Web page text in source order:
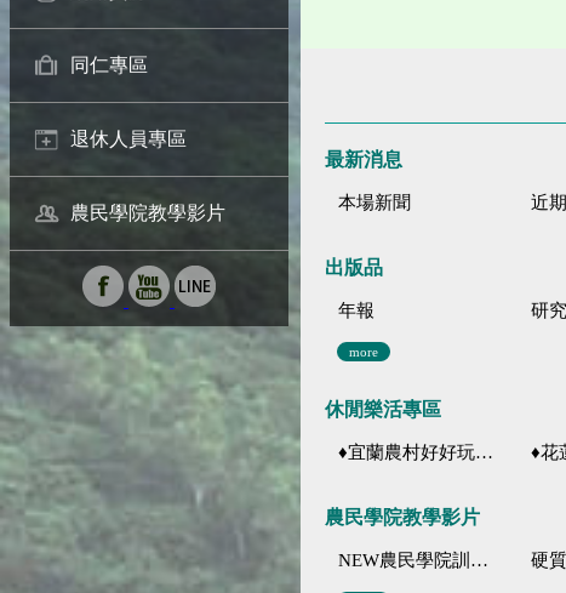
同仁專區
退休人員專區
農民學院教學影片
最新消息
本場新聞 近
出版品
年報 研
more
休閒樂活專區
♦宜蘭農村好好玩 ♦「農、藝、山、水」四條遊程推薦 ♦花蓮農村
農民學院教學影片
NEW農民學院訓練影音分類 硬